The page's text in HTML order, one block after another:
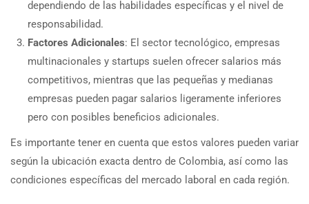
dependiendo de las habilidades específicas y el nivel de
responsabilidad.
Factores Adicionales: El sector tecnológico, empresas
multinacionales y startups suelen ofrecer salarios más
competitivos, mientras que las pequeñas y medianas
empresas pueden pagar salarios ligeramente inferiores
pero con posibles beneficios adicionales.
Es importante tener en cuenta que estos valores pueden variar
según la ubicación exacta dentro de Colombia, así como las
condiciones específicas del mercado laboral en cada región.